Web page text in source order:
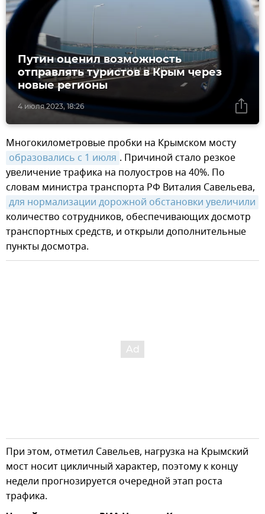
4 июля 2023, 18:26
Путин оценил возможность
отправлять туристов в Крым через
новые регионы
Многокилометровые пробки на Крымском мосту
образовались с 1 июля . Причиной стало резкое
увеличение трафика на полуостров на 40%. По
словам министра транспорта РФ Виталия Савельева,
для нормализации дорожной обстановки увеличили
количество сотрудников, обеспечивающих досмотр
транспортных средств, и открыли дополнительные
пункты досмотра.
При этом, отметил Савельев, нагрузка на Крымский
мост носит цикличный характер, поэтому к концу
недели прогнозируется очередной этап роста
трафика.